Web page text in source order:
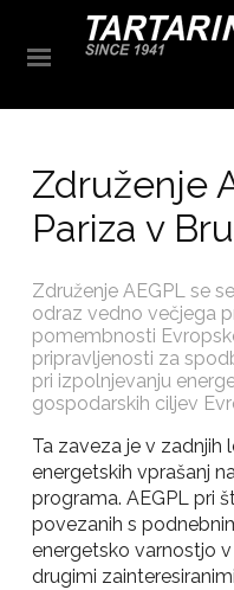
Združenje
Pariza v
Združenje AEGPL se
odraz vedno večjega
pomembnosti
pripravljenosti za
pri izpolnjevanju
gospodarskih ciljev
Ta zaveza je v zadnjih
energetskih vprašanj
programa. AEGPL pri
povezanih s
energetsko varnostjo
drugimi